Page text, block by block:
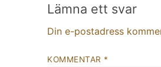
Lämna ett svar
Din e-postadress
KOMMENTAR *